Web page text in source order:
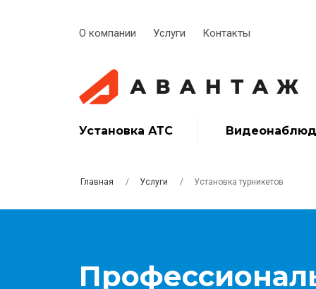
О компании Услуги Контакты
Установка АТС
Главная Услуги Установка турникетов